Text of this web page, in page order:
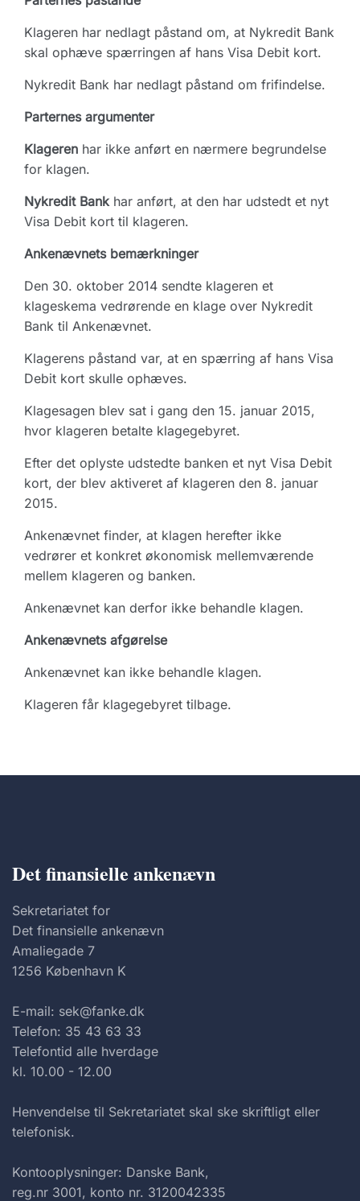
Klageren har nedlagt påstand om, at Nykredit Bank
skal ophæve spærringen af hans Visa Debit kort.
Nykredit Bank har nedlagt påstand om frifindelse.
Parternes argumenter
Klageren har ikke anført en nærmere begrundelse
for klagen.
Nykredit Bankhar anført, at den har udstedt et nyt
Visa Debit kort til klageren.
Ankenævnets bemærkninger
Den 30. oktober 2014 sendte klageren et
klageskema vedrørende en klage over Nykredit
Bank til Ankenævnet.
Klagerens påstand var, at en spærring af hans Visa
Debit kort skulle ophæves.
Klagesagen blev sat i gang den 15. januar 2015,
hvor klageren betalte klagegebyret.
Efter det oplyste udstedte banken et nyt Visa Debit
kort, der blev aktiveret af klageren den 8. januar
2015.
Ankenævnet finder, at klagen herefter ikke
vedrører et konkret økonomisk mellemværende
mellem klageren og banken.
Ankenævnet kan derfor ikke behandle klagen.
Ankenævnets afgørelse
Ankenævnet kan ikke behandle klagen.
Klageren får klagegebyret tilbage.
Det finansielle ankenævn
Sekretariatet for
Det finansielle ankenævn
Amaliegade 7
1256 København K
E-mail: sek@fanke.dk
Telefon: 35 43 63 33
Telefontid alle hverdage
kl. 10.00 - 12.00
Henvendelse til Sekretariatet skal ske skriftligt eller
telefonisk.
Kontooplysninger: Danske Bank,
reg.nr 3001, konto nr. 3120042335